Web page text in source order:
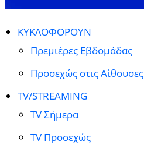
ΚΥΚΛΟΦΟΡΟΥΝ
Πρεμιέρες Εβδομάδας
Προσεχώς στις Αίθουσες
TV/STREAMING
TV Σήμερα
TV Προσεχώς